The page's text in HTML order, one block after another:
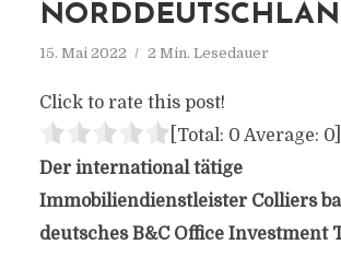
15. Mai 2022 2 Min. Lesedauer
Click to rate this post!
[Total: 0 Average: 0]
Der international tätige
Immobiliendienstleister Colliers
deutsches B&C Office Investment